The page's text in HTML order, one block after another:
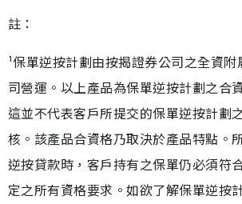
註：
¹保單逆按計劃由按揭證券公司之全資
司營運。以上產品為保單逆按計劃之合
這並不代表客戶所提交的保單逆按計劃
核。該產品合資格乃取決於產品特點。
逆按貸款時，客戶持有之保單仍必須符
定之所有資格要求。如欲了解保單逆按